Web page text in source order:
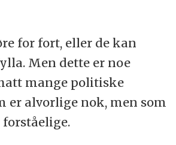
for fort, eller de kan
Men dette er noe
mange politiske
er alvorlige nok, men som